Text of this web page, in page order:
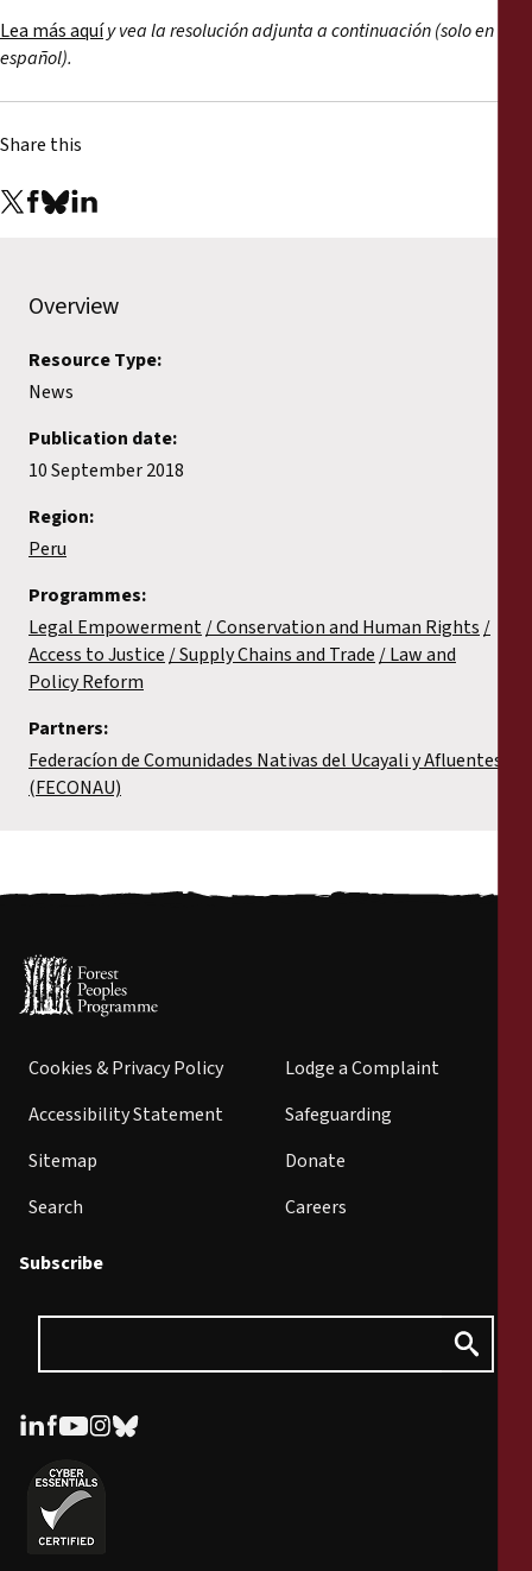
Lea más aquíy vea la resolución adjunta a continuación (solo en
español).
Share this
Overview
Resource Type:
News
Publication date:
10 September 2018
Region:
Peru
Programmes:
Legal Empowerment Conservation and Human Rights
Access to Justice Supply Chains and Trade
Law and
Policy Reform
Partners:
Federacíon de Comunidades Nativas del Ucayali y Afluentes
(FECONAU)
Cookies & Privacy Policy
Accessibility Statement
Sitemap
Search
Lodge a Complaint
Safeguarding
Donate
Careers
Subscribe